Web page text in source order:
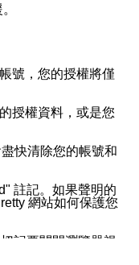
號，您的授權將僅
授權資料，或是您
快清除您的帳號和
註記。如果聲明的
網站如何保護您
記要關閉瀏覽器視